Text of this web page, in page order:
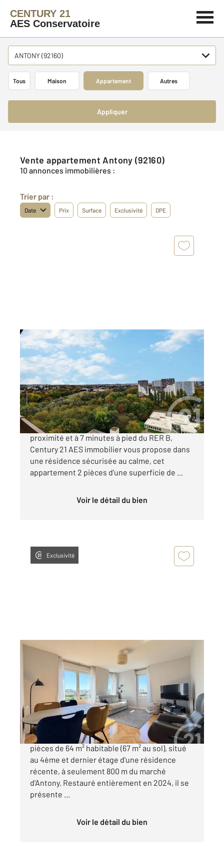
CENTURY 21
AES Conservatoire
ANTONY (92160)
Tous Maison Appartement Autres
Appliquer
Vente appartement Antony (92160)
10 annonces immobilières :
Trier par :
Date Prix Surface Exclusivité DPE
ANTONY 92
48,39 m2, 2 pièces
Ref : 4769
Appartement F2 à vendre
161 000 €
A ANTONY- A 3 min à pied des commerces de
proximité et à 7 minutes à pied du RER B,
Century 21 AES immobilier vous propose dans
une résidence sécurisée au calme, cet
appartement 2 pièces d'une superficie de ...
Voir le détail du bien
Exclusivité
ANTONY 92
2, 3 pièces
Ref : 5149
Appartement F3 à vendre
399 000 €
Découvrez ce superbe appartement de 3
pièces de 64 m² habitable (67 m² au sol), situé
au 4ème et dernier étage d'une résidence
récente, à seulement 800 m du marché
d'Antony. Restauré entièrement en 2024, il se
présente ...
Voir le détail du bien